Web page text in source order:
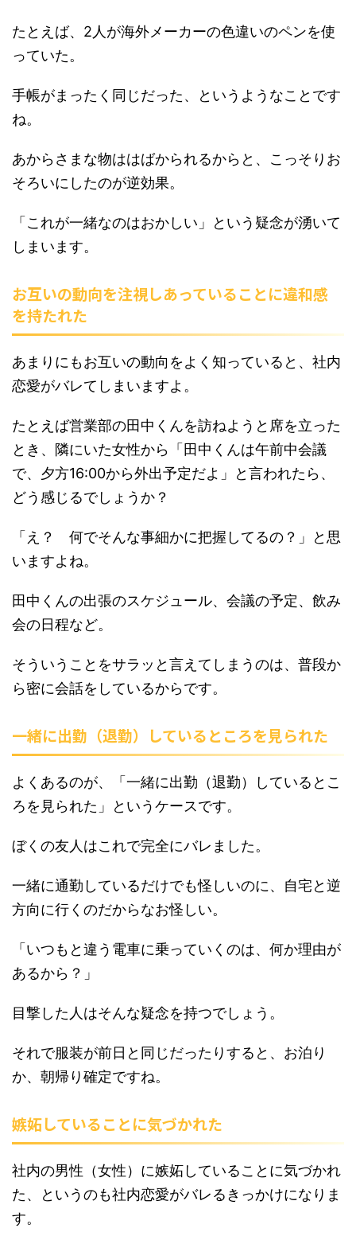
たとえば、2人が海外メーカーの色違いのペンを使
っていた。
手帳がまったく同じだった、というようなことです
ね。
あからさまな物ははばかられるからと、こっそりお
そろいにしたのが逆効果。
「これが一緒なのはおかしい」という疑念が湧いて
しまいます。
お互いの動向を注視しあっていることに違和感
を持たれた
あまりにもお互いの動向をよく知っていると、社内
恋愛がバレてしまいますよ。
たとえば営業部の田中くんを訪ねようと席を立った
とき、隣にいた女性から「田中くんは午前中会議
で、夕方16:00から外出予定だよ」と言われたら、
どう感じるでしょうか？
「え？ 何でそんな事細かに把握してるの？」と思
いますよね。
田中くんの出張のスケジュール、会議の予定、飲み
会の日程など。
そういうことをサラッと言えてしまうのは、普段か
ら密に会話をしているからです。
一緒に出勤（退勤）しているところを見られた
よくあるのが、「一緒に出勤（退勤）しているとこ
ろを見られた」というケースです。
ぼくの友人はこれで完全にバレました。
一緒に通勤しているだけでも怪しいのに、自宅と逆
方向に行くのだからなお怪しい。
「いつもと違う電車に乗っていくのは、何か理由が
あるから？」
目撃した人はそんな疑念を持つでしょう。
それで服装が前日と同じだったりすると、お泊り
か、朝帰り確定ですね。
嫉妬していることに気づかれた
社内の男性（女性）に嫉妬していることに気づかれ
た、というのも社内恋愛がバレるきっかけになりま
す。